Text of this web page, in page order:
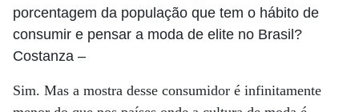
porcentagem da população que tem o hábito de
consumir e pensar a moda de elite no Brasil?
Costanza –
Sim. Mas a mostra desse consumidor é infinitamente